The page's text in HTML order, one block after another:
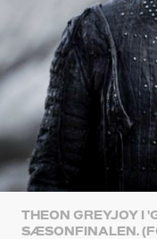
THEON GREYJOY I
SÆSONFINALEN.